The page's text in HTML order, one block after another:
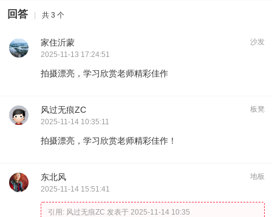
回答 | 共 3 个
沙发
家住沂蒙
2025-11-13 17:24:51
拍摄漂亮，学习欣赏老师精彩佳作
板凳
风过无痕ZC
2025-11-14 10:35:11
拍摄漂亮，学习欣赏老师精彩佳作！
地板
东北风
2025-11-14 15:51:41
引用: 风过无痕ZC 发表于 2025-11-14 10:35